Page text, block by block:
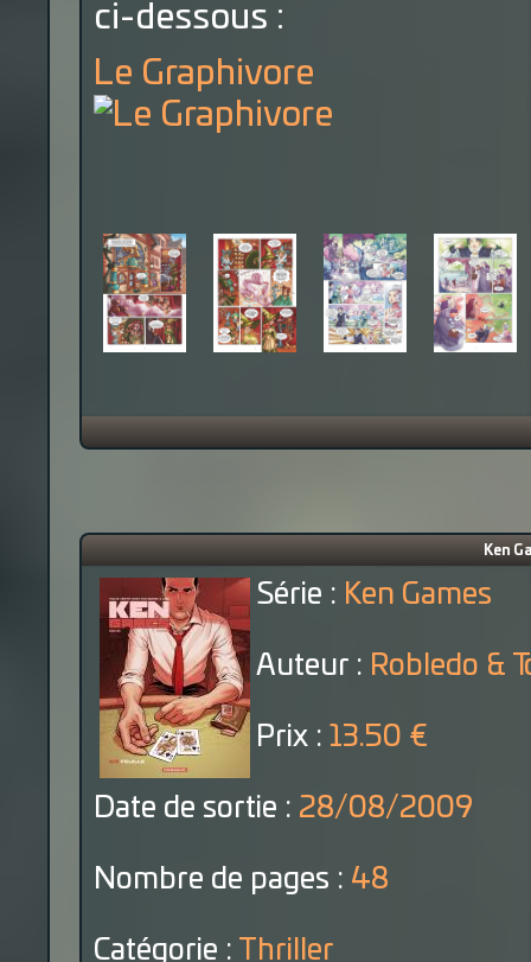
ci-dessous :
Le Graphivore
Ken
Série : Ken Games
Auteur : Robledo &
Prix : 13.50 €
Date de sortie : 28/08/2009
Nombre de pages : 48
Catégorie : Thriller